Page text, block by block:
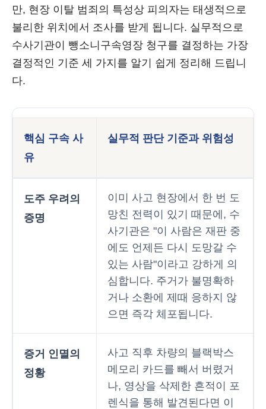
만, 현장 이탈 범죄의 특성상 피의자는 태생적으로
불리한 위치에서 조사를 받게 됩니다. 실무적으로
수사기관이 뺑소니구속영장 청구를 결정하는 가장
결정적인 기준 세 가지를 알기 쉽게 정리해 드립니
다.
핵심 구속 사
유
실무적 판단 기준과 위험성
도주 우려의
증명
이미 사고 현장에서 한 번 도
망친 전력이 있기 때문에, 수
사기관은 "이 사람은 재판 중
에도 언제든 다시 도망갈 수
있는 사람"이라고 강하게 의
심합니다. 주거가 불명확하
거나 소환에 제때 응하지 않
으면 즉각 체포됩니다.
증거 인멸의
정황
사고 직후 차량의 블랙박스
메모리 카드를 빼서 버렸거
나, 영상을 삭제한 흔적이 포
렌식을 통해 발견된다면 이